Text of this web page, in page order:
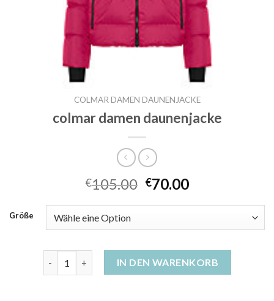
COLMAR DAMEN DAUNENJACKE
colmar damen daunenjacke
€105.00 €70.00
Größe
colmar damen daunenjacke Menge
IN DEN WARENKORB